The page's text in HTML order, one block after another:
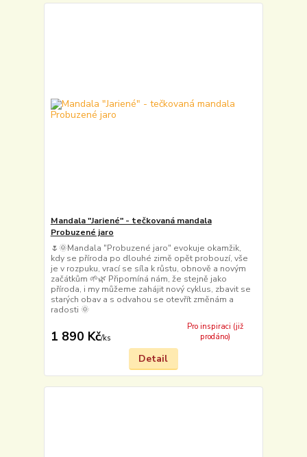
Mandala "Jariené" - tečkovaná mandala
Probuzené jaro
🌷🌞Mandala "Probuzené jaro" evokuje okamžik,
kdy se příroda po dlouhé zimě opět probouzí, vše
je v rozpuku, vrací se síla k růstu, obnově a novým
začátkům 🌱🌿 Připomíná nám, že stejně jako
příroda, i my můžeme zahájit nový cyklus, zbavit se
starých obav a s odvahou se otevřít změnám a
radosti 🌞
1 890 Kč/ks
Pro inspiraci (již
prodáno)
Detail